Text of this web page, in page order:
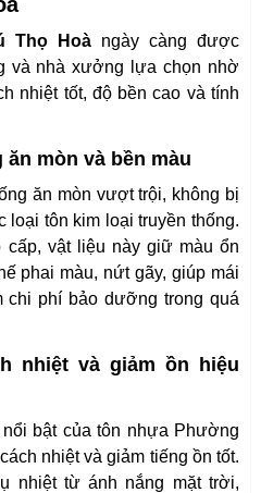
Thọ Hoà ngày càng được
và nhà xưởng lựa chọn nhờ
nhiệt tốt, độ bền cao và tính
mòn và bền màu
ăn mòn vượt trội, không bị
loại tôn kim loại truyền thống.
vật liệu này giữ màu ổn
phai màu, nứt gãy, giúp mái
chi phí bảo dưỡng trong quá
nhiệt và giảm ồn hiệu
bật của tôn nhựa Phường
nhiệt và giảm tiếng ồn tốt.
nhiệt từ ánh nắng mặt trời,